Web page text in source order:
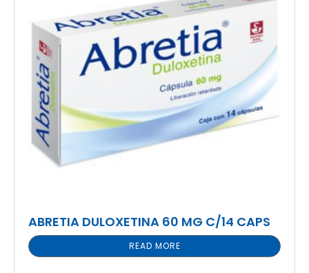
ABRETIA DULOXETINA 60 MG C/14 CAPS
READ MORE